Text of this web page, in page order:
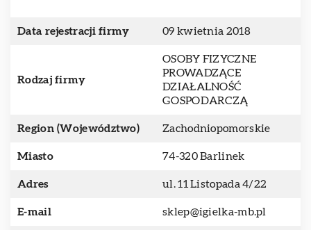
Data rejestracji firmy 09 kwietnia 2018
Rodzaj firmy
OSOBY FIZYCZNE
PROWADZĄCE
DZIAŁALNOŚĆ
GOSPODARCZĄ
Region (Województwo) Zachodniopomorskie
Miasto 74-320 Barlinek
Adres ul. 11 Listopada 4/22
E-mail sklep@igielka-mb.pl